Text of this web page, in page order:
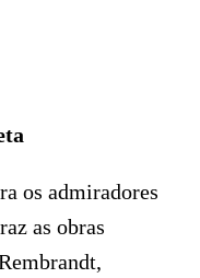
os admiradores
as obras